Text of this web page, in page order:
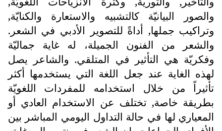
والصور البيانيّة كالتشبيه والاستعارة والكنايّة,
وتراكيب جملها, أداةً للتصوير الأدبي في الشعر.
والشعر من الفنون الجميلة، له غاية جماليّة
وفكريّة هي التأثير في المتلقي. والشاعر يصل
لهذه الغاية عند جعل اللغة التي يستخدمها أكثر
تأثيراً من خلال استخدامه للمفردات اللغويّة
بطريقة خاصة, تختلف عن الاستخدام العادي أو
المعياري لها في حالة التداول اليومي المباشر بين